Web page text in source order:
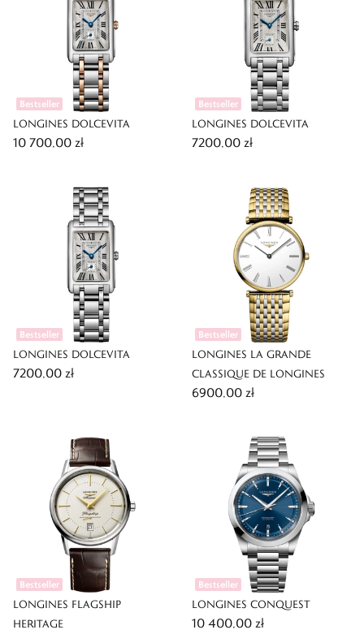
Bestseller
LONGINES DOLCEVITA
10 700,00 zł
Bestseller
LONGINES DOLCEVITA
7200,00 zł
Bestseller
LONGINES DOLCEVITA
7200,00 zł
Bestseller
LONGINES LA GRANDE
CLASSIQUE DE LONGINES
6900,00 zł
Bestseller
LONGINES FLAGSHIP
HERITAGE
Bestseller
LONGINES CONQUEST
10 400,00 zł